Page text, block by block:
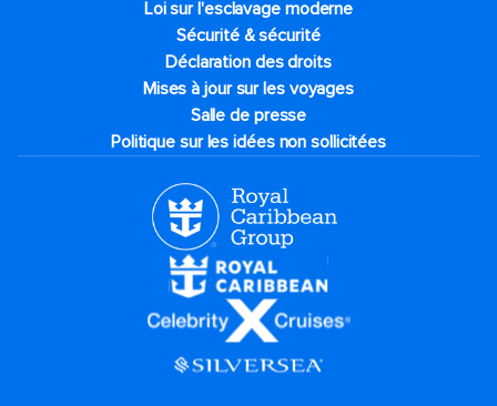
Loi sur l'esclavage moderne
Sécurité & sécurité
Déclaration des droits
Mises à jour sur les voyages
Salle de presse
Politique sur les idées non sollicitées